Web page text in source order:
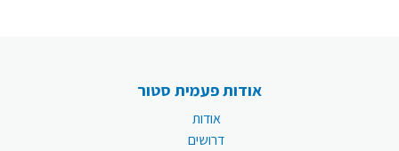
אודות פעמית סטור
אודות
דרושים